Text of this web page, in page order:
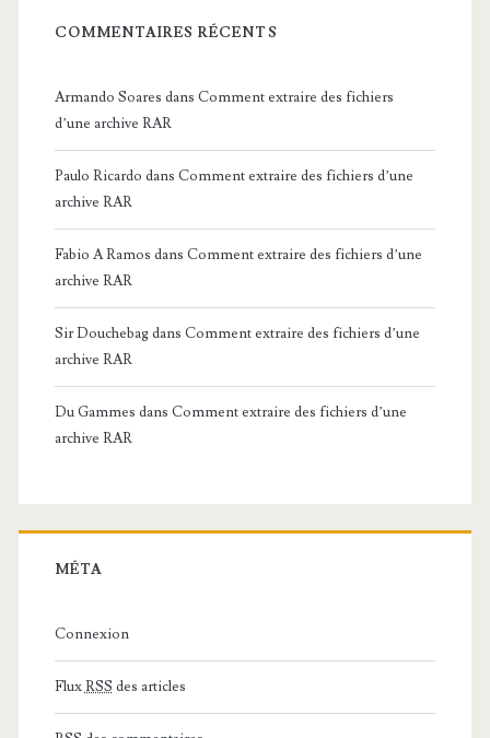
COMMENTAIRES RÉCENTS
Armando Soares dans Comment extraire des fichiers
d’une archive RAR
Paulo Ricardo dans Comment extraire des fichiers d’une
archive RAR
Fabio A Ramos dans Comment extraire des fichiers d’une
archive RAR
Sir Douchebagdans Comment extraire des fichiers d’une
archive RAR
Du Gammes dans Comment extraire des fichiers d’une
archive RAR
MÉTA
Connexion
FluxRSS des articles